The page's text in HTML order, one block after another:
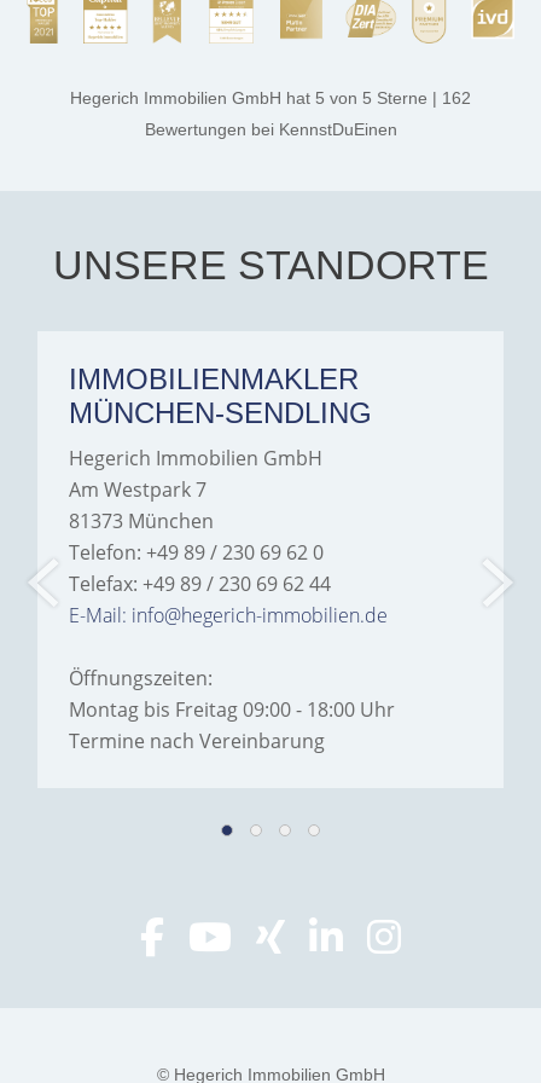
rest. They made the entire
process smooth,
thanks, and a huge part of
the credit goes to Amelie
Jamrowâ€”she was
exceptionally professional,
Hegerich Immobilien to
anyone looking for a home.
Hegerich Immobilien GmbH hat 5 von 5 Sterne | 162
Bewertungen bei KennstDuEinen
UNSERE STANDORTE
IMMOBILIENMAKLER
MÜNCHEN-SENDLING
Hegerich Immobilien GmbH
Am Westpark 7
81373 München
Telefon: +49 89 / 230 69 62 0
Telefax: +49 89 / 230 69 62 44
E-Mail: info@hegerich-immobilien.de
Öffnungszeiten:
Montag bis Freitag 09:00 - 18:00 Uhr
Termine nach Vereinbarung
© Hegerich Immobilien GmbH